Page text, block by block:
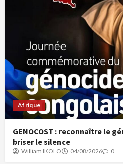
Afrique
GENOCOST : reconnaître le
briser le silence
William IKOLO 04/08/2026 0